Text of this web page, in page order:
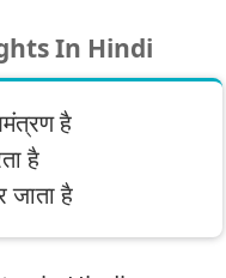
In Hindi
है
है
है